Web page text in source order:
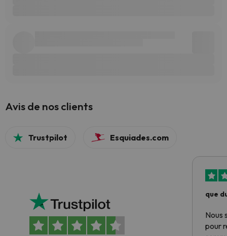
Avis de nos clients
Trustpilot Esquiades.com
que
Nous
pour